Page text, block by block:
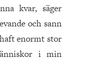
kvar, säger
och sann
enormt stor
i min